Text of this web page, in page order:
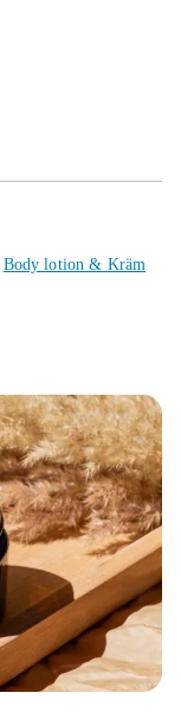
Body lotion & Kräm